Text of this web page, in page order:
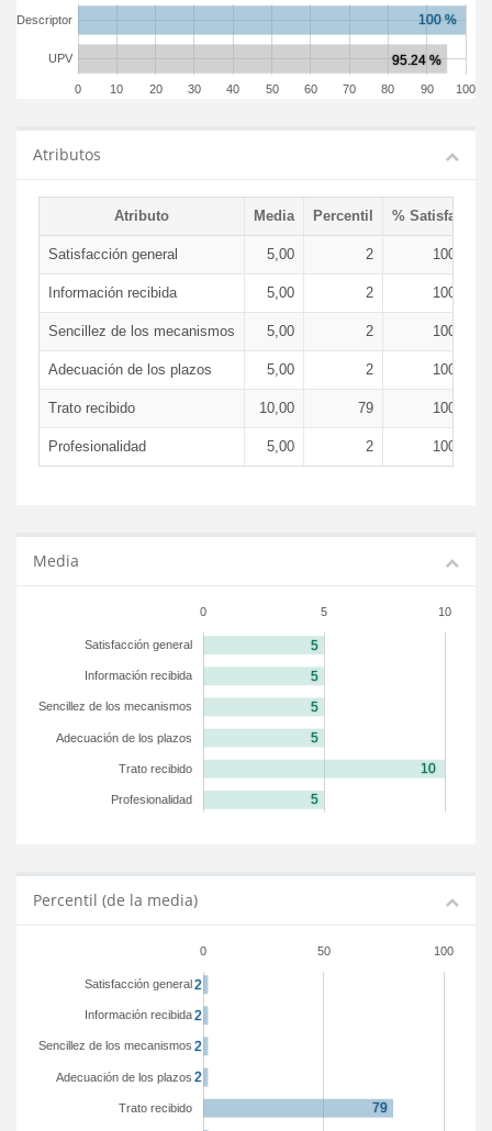
0 10 20 30 40 50 60 70 80 90 100
UPV
Descriptor
Atributos
Atributo Media Percentil % Satisfacción
Satisfacción general 5,00 2 100,00 %
Información recibida 5,00 2 100,00 %
Sencillez de los mecanismos 5,00 2 100,00 %
Adecuación de los plazos 5,00 2 100,00 %
Trato recibido 10,00 79 100,00 %
Profesionalidad 5,00 2 100,00 %
Media
0 5 10
Satisfacción general
Información recibida
Sencillez de los mecanismos
Adecuación de los plazos
Trato recibido
Profesionalidad
Percentil (de la media)
0 50 100
Satisfacción general
Información recibida
Sencillez de los mecanismos
Adecuación de los plazos
Trato recibido